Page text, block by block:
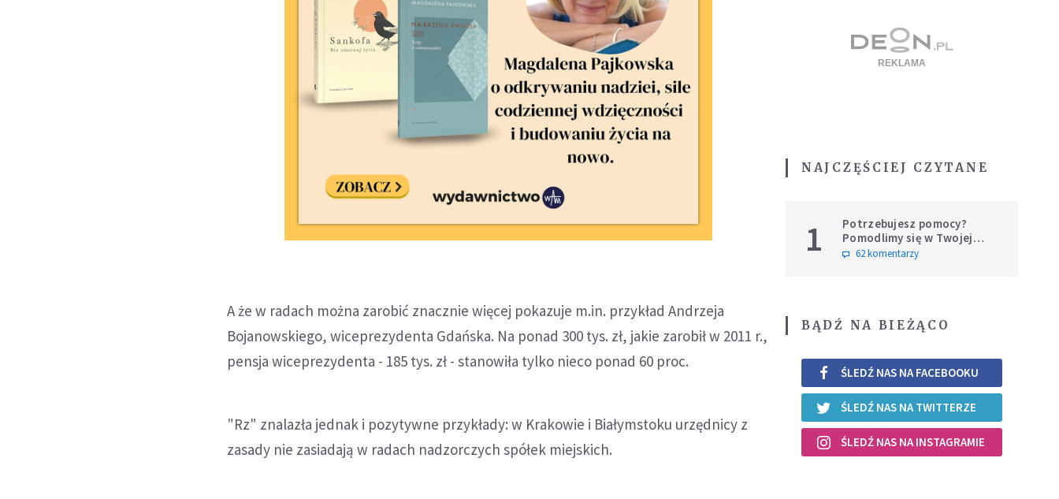
A że w radach można zarobić znacznie więcej pokazuje m.in. przykład Andrzeja
Bojanowskiego, wiceprezydenta Gdańska. Na ponad 300 tys. zł, jakie zarobił w 2011 r.,
pensja wiceprezydenta - 185 tys. zł - stanowiła tylko nieco ponad 60 proc.
"Rz" znalazła jednak i pozytywne przykłady: w Krakowie i Białymstoku urzędnicy z
zasady nie zasiadają w radach nadzorczych spółek miejskich.
NAJCZĘŚCIEJ CZYTANE
1
Potrzebujesz pomocy?
Pomodlimy się w Twojej
intencji
62 komentarzy
BĄDŹ NA BIEŻĄCO
ŚLEDŹ NAS NA FACEBOOKU
ŚLEDŹ NAS NA TWITTERZE
ŚLEDŹ NAS NA INSTAGRAMIE